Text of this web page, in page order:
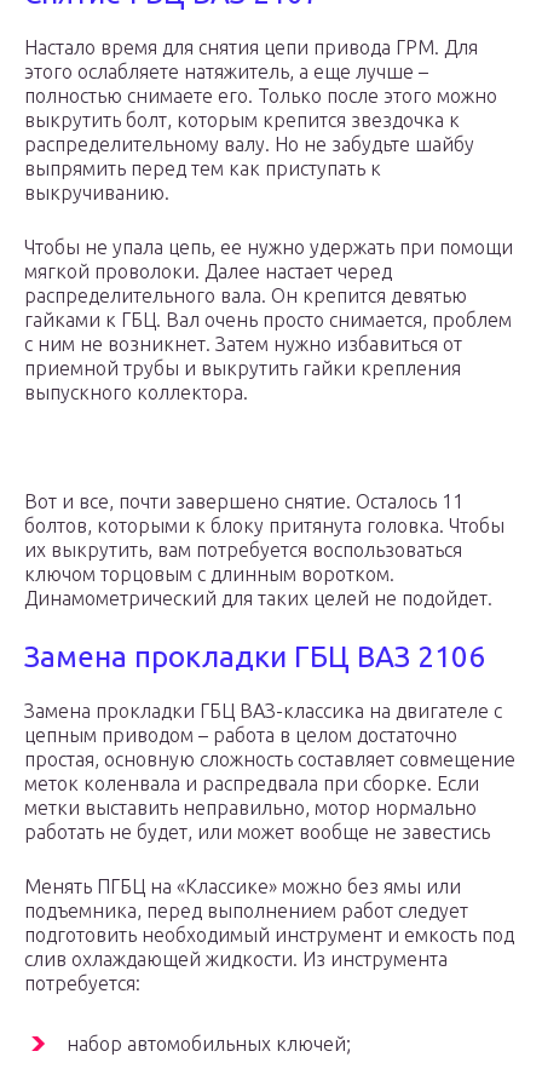
Настало время для снятия цепи привода ГРМ. Для
этого ослабляете натяжитель, а еще лучше –
полностью снимаете его. Только после этого можно
выкрутить болт, которым крепится звездочка к
распределительному валу. Но не забудьте шайбу
выпрямить перед тем как приступать к
выкручиванию.
Чтобы не упала цепь, ее нужно удержать при помощи
мягкой проволоки. Далее настает черед
распределительного вала. Он крепится девятью
гайками к ГБЦ. Вал очень просто снимается, проблем
с ним не возникнет. Затем нужно избавиться от
приемной трубы и выкрутить гайки крепления
выпускного коллектора.
Вот и все, почти завершено снятие. Осталось 11
болтов, которыми к блоку притянута головка. Чтобы
их выкрутить, вам потребуется воспользоваться
ключом торцовым с длинным воротком.
Динамометрический для таких целей не подойдет.
Замена прокладки ГБЦ ВАЗ 2106
Замена прокладки ГБЦ ВАЗ-классика на двигателе с
цепным приводом – работа в целом достаточно
простая, основную сложность составляет совмещение
меток коленвала и распредвала при сборке. Если
метки выставить неправильно, мотор нормально
работать не будет, или может вообще не завестись
Менять ПГБЦ на «Классике» можно без ямы или
подъемника, перед выполнением работ следует
подготовить необходимый инструмент и емкость под
слив охлаждающей жидкости. Из инструмента
потребуется:
набор автомобильных ключей;